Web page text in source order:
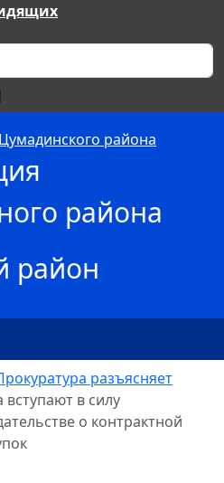
района
район
разъясняет
вступают в силу
о контрактной